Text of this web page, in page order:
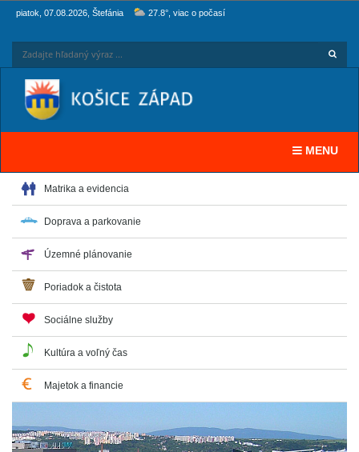
piatok, 07.08.2026, Štefánia 27.8°, viac o počasí
Toggle
MENU
Matrika a evidencia
Doprava a parkovanie
Územné plánovanie
Poriadok a čistota
Sociálne služby
Kultúra a voľný čas
Majetok a financie